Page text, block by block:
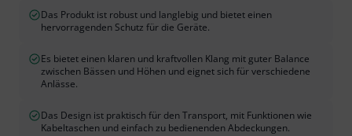
Das Produkt ist robust und langlebig und bietet einen
hervorragenden Schutz für die Geräte.
Es bietet einen klaren und kraftvollen Klang mit guter Balance
zwischen Bässen und Höhen und eignet sich für verschiedene
Anlässe.
Das Design ist praktisch für den Transport, mit Funktionen wie
Kabeltaschen und einfach zu bedienenden Abdeckungen.